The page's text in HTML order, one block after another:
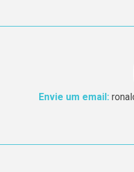
Envie um email: